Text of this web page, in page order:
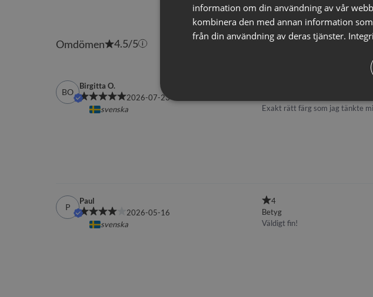
information om din användning av vår
kombinera den med annan information
från din användning av deras tjänster.